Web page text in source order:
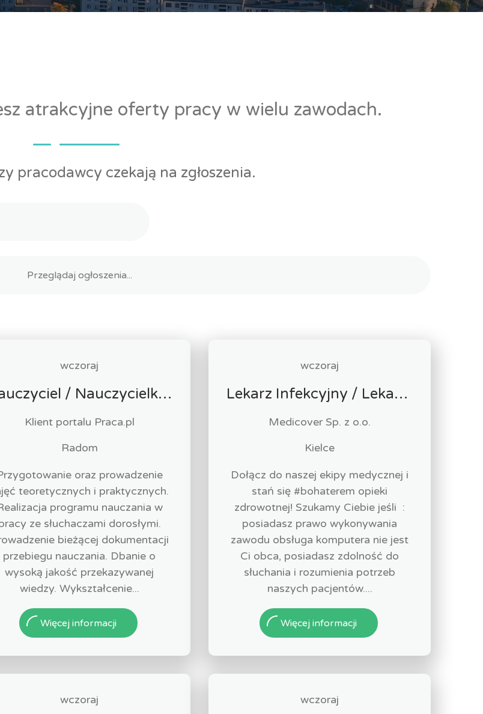
atrakcyjne oferty pracy w wielu zawodach.
pracodawcy czekają na zgłoszenia.
wczoraj
Nauczyciel / Nauczycielka - Masażysta / Masażystka
Klient portalu Praca.pl
Radom
oraz prowadzenie
teoretycznych i praktycznych.
programu nauczania w
ze słuchaczami dorosłymi.
bieżącej dokumentacji
przebiegu nauczania. Dbanie o
wysoką jakość przekazywanej
wiedzy. Wykształcenie...
Więcej informacji
wczoraj
Lekarz Infekcyjny / Lekarka Infekcyjna
Medicover Sp. z o.o.
Kielce
Dołącz do naszej ekipy medycznej i
stań się #bohaterem opieki
zdrowotnej! Szukamy Ciebie jeśli ​ :
posiadasz prawo wykonywania
zawodu obsługa komputera nie jest
Ci obca, posiadasz zdolność do
słuchania i rozumienia potrzeb
naszych pacjentów....
Więcej informacji
wczoraj wczoraj